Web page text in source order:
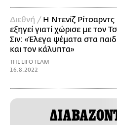
Διεθνή / Η Ντενίζ Ρίτσαρντς
εξηγεί γιατί χώρισε με τον
Σιν: «Έλεγα ψέματα στα
και τον κάλυπτα»
THE LIFO TEAM
16.8.2022